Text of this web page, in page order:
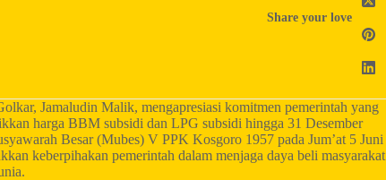
Share your love
Jamaludin Malik, mengapresiasi komitmen pemerintah yang
harga BBM subsidi dan LPG subsidi hingga 31 Desember
Besar (Mubes) V PPK Kosgoro 1957 pada Jum’at 5 Juni
keberpihakan pemerintah dalam menjaga daya beli masyarakat